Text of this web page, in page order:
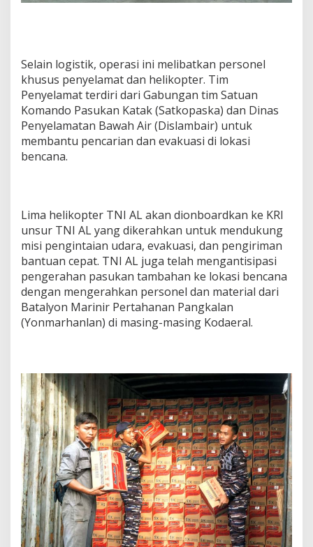
Selain logistik, operasi ini melibatkan personel
khusus penyelamat dan helikopter. Tim
Penyelamat terdiri dari Gabungan tim Satuan
Komando Pasukan Katak (Satkopaska) dan Dinas
Penyelamatan Bawah Air (Dislambair) untuk
membantu pencarian dan evakuasi di lokasi
bencana.
Lima helikopter TNI AL akan dionboardkan ke KRI
unsur TNI AL yang dikerahkan untuk mendukung
misi pengintaian udara, evakuasi, dan pengiriman
bantuan cepat. TNI AL juga telah mengantisipasi
pengerahan pasukan tambahan ke lokasi bencana
dengan mengerahkan personel dan material dari
Batalyon Marinir Pertahanan Pangkalan
(Yonmarhanlan) di masing-masing Kodaeral.